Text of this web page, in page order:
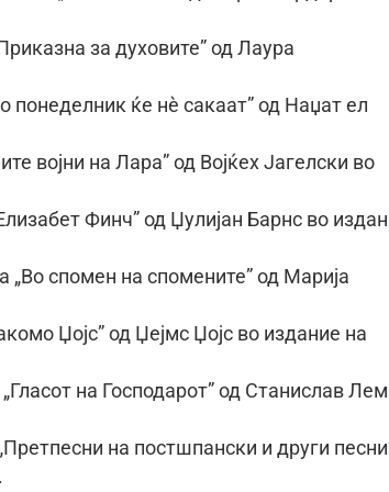
за духовите” од Лаура
понеделник ќе нѐ сакаат” од Наџат ел
војни на Лара” од Војќех Јагелски во
Финч” од Џулијан Барнс во
спомен на спомените” од Марија
Џојс” од Џејмс Џојс во издание на
на Господарот” од Станислав
на постшпански и други